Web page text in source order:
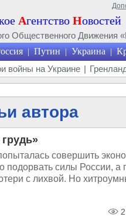
Агентство Новостей
Общественного Движения
| Путин | Украина |
войны на Украине |
автора
совершить
подорвать силы России, а
с лихвой. Но